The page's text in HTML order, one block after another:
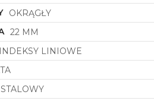
OKRĄGŁY
22 MM
INDEKSY LINIOWE
STALOWY